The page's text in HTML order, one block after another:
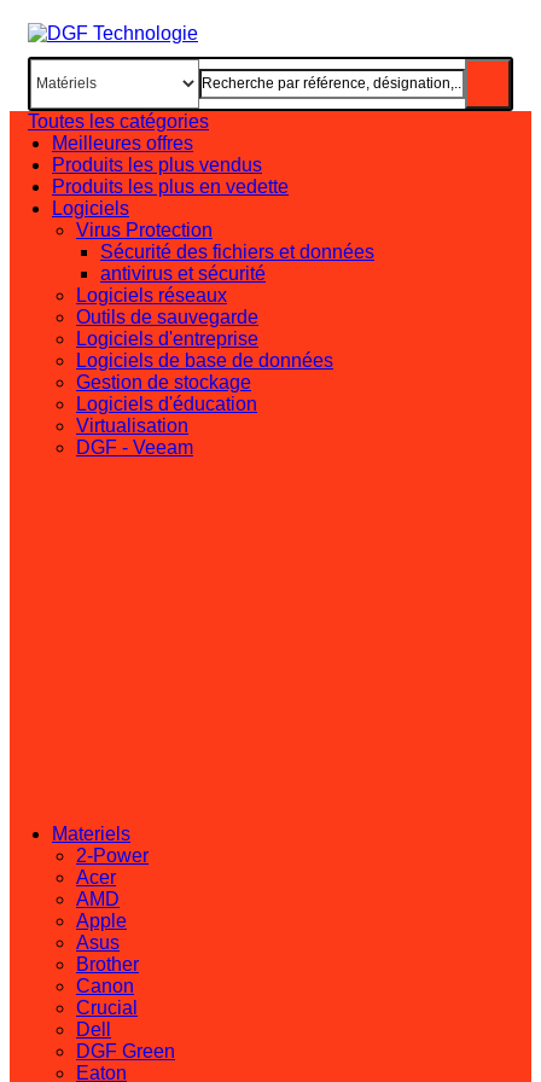
Toutes les catégories
Meilleures offres
Produits les plus vendus
Produits les plus en vedette
Logiciels
Virus Protection
Sécurité des fichiers et données
antivirus et sécurité
Logiciels réseaux
Outils de sauvegarde
Logiciels d'entreprise
Logiciels de base de données
Gestion de stockage
Logiciels d'éducation
Virtualisation
DGF - Veeam
Materiels
2-Power
Acer
AMD
Apple
Asus
Brother
Canon
Crucial
Dell
DGF Green
Eaton